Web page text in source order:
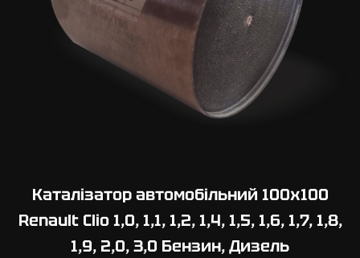
Каталізатор автомобільний 100х100
Renault Clio 1,0, 1,1, 1,2, 1,4, 1,5, 1,6, 1,7, 1,8,
1,9, 2,0, 3,0 Бензин, Дизель